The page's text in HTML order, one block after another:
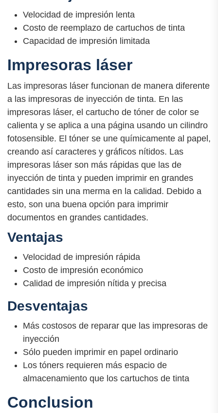
Velocidad de impresión lenta
Costo de reemplazo de cartuchos de tinta
Capacidad de impresión limitada
Impresoras láser
Las impresoras láser funcionan de manera diferente
a las impresoras de inyección de tinta. En las
impresoras láser, el cartucho de tóner de color se
calienta y se aplica a una página usando un cilindro
fotosensible. El tóner se une químicamente al papel,
creando así caracteres y gráficos nítidos. Las
impresoras láser son más rápidas que las de
inyección de tinta y pueden imprimir en grandes
cantidades sin una merma en la calidad. Debido a
esto, son una buena opción para imprimir
documentos en grandes cantidades.
Ventajas
Velocidad de impresión rápida
Costo de impresión económico
Calidad de impresión nítida y precisa
Desventajas
Más costosos de reparar que las impresoras de
inyección
Sólo pueden imprimir en papel ordinario
Los tóners requieren más espacio de
almacenamiento que los cartuchos de tinta
Conclusion